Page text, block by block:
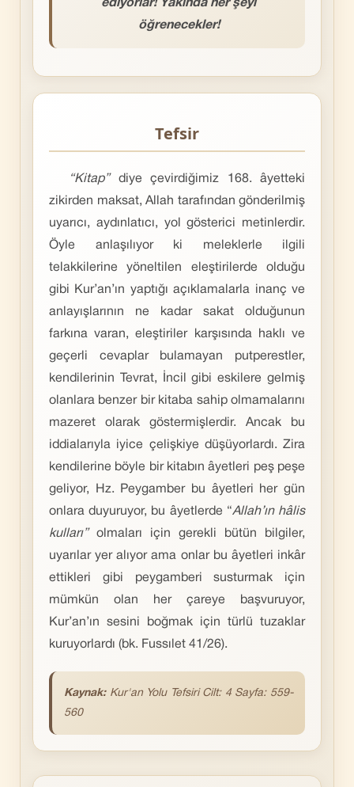
ediyorlar! Yakında her şeyi
öğrenecekler!
Tefsir
“Kitap”diye çevirdiğimiz 168. âyetteki
zikirden maksat, Allah tarafından gönderilmiş
uyarıcı, aydınlatıcı, yol gösterici metinlerdir.
Öyle anlaşılıyor ki meleklerle ilgili
telakkilerine yöneltilen eleştirilerde olduğu
gibi Kur’an’ın yaptığı açıklamalarla inanç ve
anlayışlarının ne kadar sakat olduğunun
farkına varan, eleştiriler karşısında haklı ve
geçerli cevaplar bulamayan putperestler,
kendilerinin Tevrat, İncil gibi eskilere gelmiş
olanlara benzer bir kitaba sahip olmamalarını
mazeret olarak göstermişlerdir. Ancak bu
iddialarıyla iyice çelişkiye düşüyorlardı. Zira
kendilerine böyle bir kitabın âyetleri peş peşe
geliyor, Hz. Peygamber bu âyetleri her gün
onlara duyuruyor, bu âyetlerde “Allah’ın hâlis
kulları”olmaları için gerekli bütün bilgiler,
uyarılar yer alıyor ama onlar bu âyetleri inkâr
ettikleri gibi peygamberi susturmak için
mümkün olan her çareye başvuruyor,
Kur’an’ın sesini boğmak için türlü tuzaklar
kuruyorlardı (bk. Fussılet 41/26).
Kaynak: Kur'an Yolu Tefsiri Cilt: 4 Sayfa: 559-
560